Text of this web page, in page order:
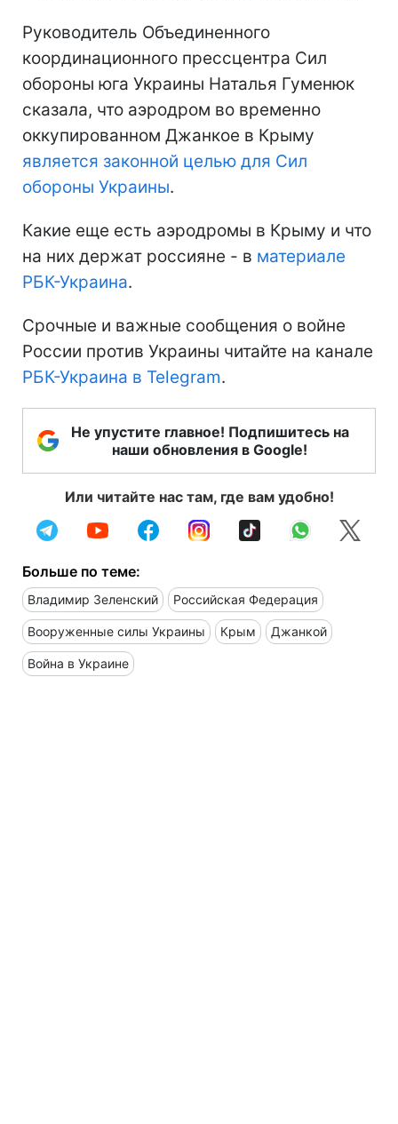
Руководитель Объединенного
координационного прессцентра Сил
обороны юга Украины Наталья Гуменюк
сказала, что аэродром во временно
оккупированном Джанкое в Крыму
является законной целью для Сил
обороны Украины.
Какие еще есть аэродромы в Крыму и что
на них держат россияне - в материале
РБК-Украина.
Срочные и важные сообщения о войне
России против Украины читайте на канале
РБК-Украина в Telegram.
Не упустите главное! Подпишитесь на
наши обновления в Google!
Или читайте нас там, где вам удобно!
Больше по теме:
Владимир Зеленский Российская Федерация
Вооруженные силы Украины Крым Джанкой
Война в Украине